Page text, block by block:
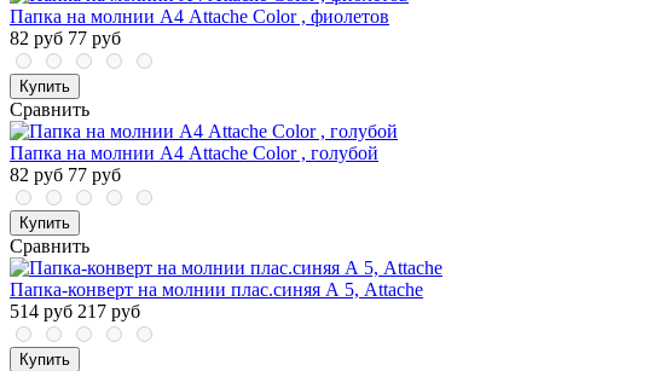
Папка на молнии А4 Attache Color , фиолетов
82 руб 77 руб
Купить
Сравнить
Папка на молнии А4 Attache Color , голубой
82 руб 77 руб
Купить
Сравнить
Папка-конверт на молнии плас.синяя А 5, Attache
514 руб 217 руб
Купить